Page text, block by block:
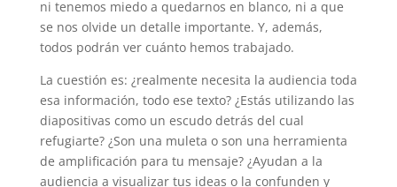
ni tenemos miedo a quedarnos en blanco, ni a que
se nos olvide un detalle importante. Y, además,
todos podrán ver cuánto hemos trabajado.
La cuestión es: ¿realmente necesita la audiencia toda
esa información, todo ese texto? ¿Estás utilizando las
diapositivas como un escudo detrás del cual
refugiarte? ¿Son una muleta o son una herramienta
de amplificación para tu mensaje? ¿Ayudan a la
audiencia a visualizar tus ideas o la confunden y